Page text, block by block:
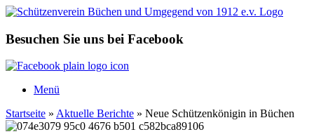
Zum
springen
Besuchen Sie uns bei Facebook
Menü
Startseite » Aktuelle Berichte » Neue Schützenkönigin in Büchen